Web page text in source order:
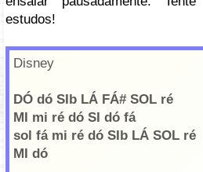
estudos!
Disney
DÓ dó SIb LÁ FÁ# SOL ré
MI mi ré dó SI dó fá
sol fá mi ré dó SIb LÁ SOL ré
MI dó